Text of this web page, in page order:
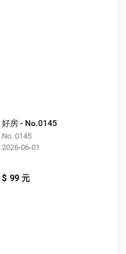
好房 - No.0145
No. 0145
2026-06-01
$ 99 元